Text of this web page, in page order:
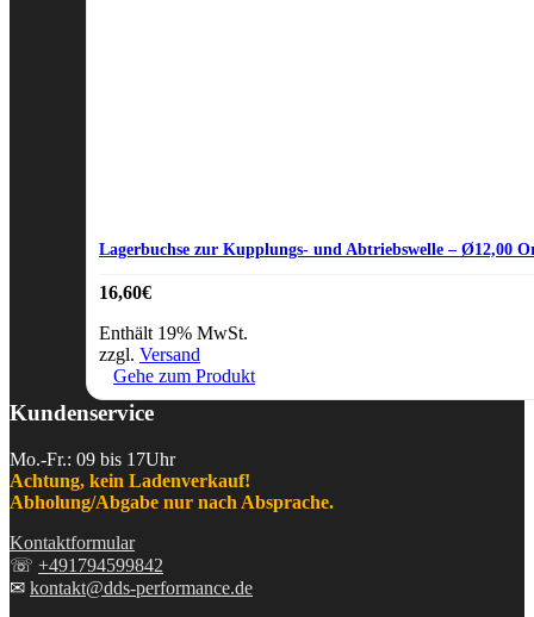
Lagerbuchse zur Kupplungs- und Abtriebswelle – Ø12,00
16,60€
Enthält 19% MwSt.
zzgl. Versand
Gehe zum Produkt
Kundenservice
Mo.-Fr.: 09 bis 17Uhr
Achtung, kein Ladenverkauf!
Abholung/Abgabe nur nach Absprache.
Kontaktformular
☏ +491794599842
✉ kontakt@dds-performance.de